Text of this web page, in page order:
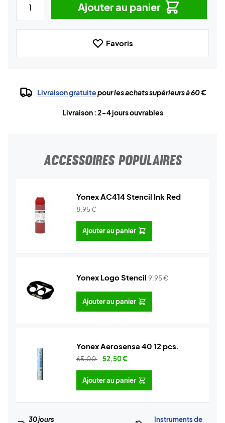
Ajouter au panier
Favoris
Livraison gratuitepour les achats supérieurs à 60 €
Livraison : 2-4 jours ouvrables
ACCESSOIRES POPULAIRES
Yonex AC414 Stencil Ink Red
8,95€
Ajouter au panier
Yonex Logo Stencil 9,95€
Ajouter au panier
Yonex Aerosensa 40 12 pcs.
65,00 52,50€
Ajouter au panier
30 jours Instruments de